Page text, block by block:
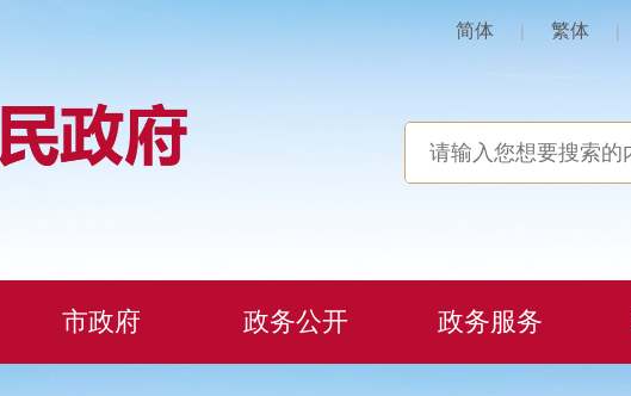
简体 | 繁体 |
市政府 政务公开 政务服务